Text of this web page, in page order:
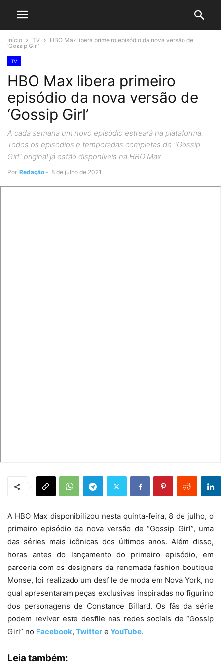
Início TV
HBO Max libera primeiro episódio da nova versão de
‘Gossip Girl’
TV
HBO Max libera primeiro
episódio da nova versão de
‘Gossip Girl’
A cada semana um novo episódio estreará na plataforma.
Todos os episódios e temporadas completas de "Gossip
Girl" original já estão disponíveis na HBO Max.
Por Redação - 8 de julho de 2021
A HBO Max disponibilizou nesta quinta-feira, 8 de julho, o
primeiro episódio da nova versão de “Gossip Girl”, uma
das séries mais icônicas dos últimos anos. Além disso,
horas antes do lançamento do primeiro episódio, em
parceria com os designers da renomada fashion boutique
Monse, foi realizado um desfile de moda em Nova York, no
qual apresentaram peças exclusivas inspiradas no figurino
dos personagens de Constance Billard. Os fãs da série
podem reviver este desfile nas redes sociais de “Gossip
Girl” no Facebook, Twitter e YouTube.
Leia também: